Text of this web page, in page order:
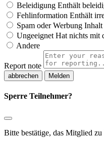
Beleidigung Enthält
Fehlinformation Enthält
Spam oder Werbung Inhalt
Ungeeignet Hat nichts mit
Andere
Report note
Melden
Sperre Teilnehmer?
Bitte bestätige, das Mitglied zu